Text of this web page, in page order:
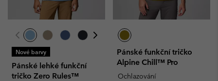
Nové barvy
Pánské lehké funkční
tričko Zero Rules™
Pánské funkční tričko
Alpine Chill™ Pro
Ochlazování